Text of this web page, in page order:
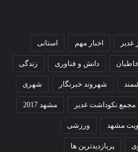
غدیر اخبار مهم استانی
دانش و فناوری زندگی
شهروند خبرنگار شهری
مجمع نکوداشت غدیر مشهد 2017
مشهد ورزشی
پربازدیدترین ها